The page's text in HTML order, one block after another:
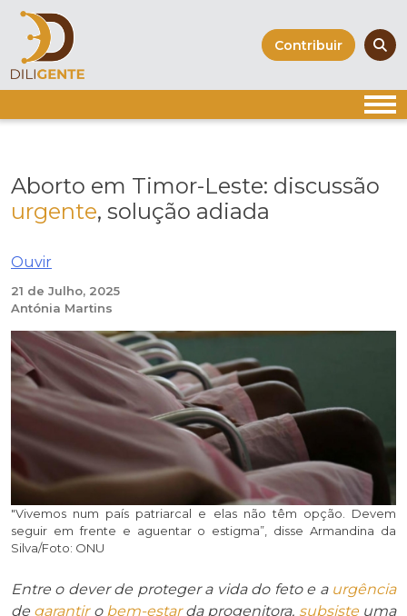
Skip
content
Contribuir
Aborto em Timor-Leste: discussão
urgente, solução adiada
Ouvir
21 de Julho, 2025
Antónia Martins
"Vivemos num país patriarcal e elas não têm opção. Devem
seguir em frente e aguentar o estigma”, disse Armandina da
Silva/Foto: ONU
Entre o dever de proteger a vida do feto e a urgência
de garantiro bem-estarda progenitora, subsisteuma